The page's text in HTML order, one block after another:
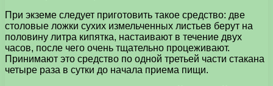
При экземе следует приготовить такое средство: две
столовые ложки сухих измельченных листьев берут на
половину литра кипятка, настаивают в течение двух
часов, после чего очень тщательно процеживают.
Принимают это средство по одной третьей части стакана
четыре раза в сутки до начала приема пищи.